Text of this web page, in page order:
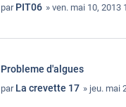
par PIT06 » ven. mai 10, 2013
Probleme d'algues
par La crevette 17 » jeu. mai